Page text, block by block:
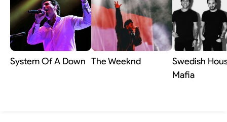
System Of A Down The Weeknd
Swedish
Mafia